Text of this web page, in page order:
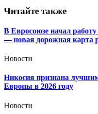
Читайте также
В Евросоюзе начал
— новая дорожная карта
Новости
Никосия признана
Европы в 2026 году
Новости